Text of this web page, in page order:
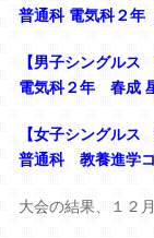
普通科 電気科２
【男子シングルス
電気科２年 春成
【女子シングルス
普通科 教養進学
大会の結果、１２